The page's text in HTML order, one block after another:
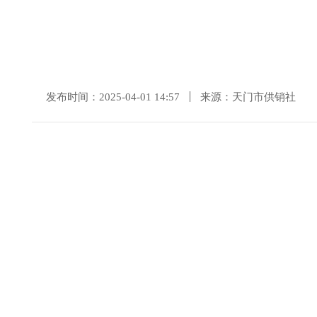
发布时间：2025-04-01 14:57 来源：天门市供销社